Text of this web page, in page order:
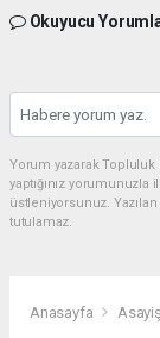
Okuyucu
Yorum yazarak Topluluk
yaptığınız yorumunuzla
üstleniyorsunuz.
tutulamaz.
Anasayfa Asayiş